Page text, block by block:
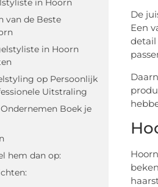
in Hoorn
van de Beste
in Hoorn
op Persoonlijk
Uitstraling
Boek je
hem dan op:
De
Een
detail